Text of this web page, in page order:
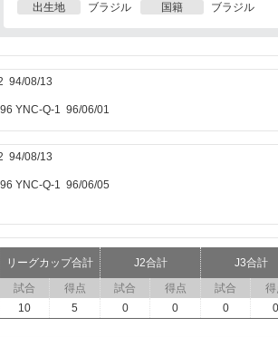
出生地
ブラジル
国籍
ブラジル
94/08/13
YNC-Q-1 96/06/01
94/08/13
YNC-Q-1 96/06/05
リーグカップ合計 J2合計
J3合計
試合 得点 試合 得点 試合
得
10 5 0 0 0 0